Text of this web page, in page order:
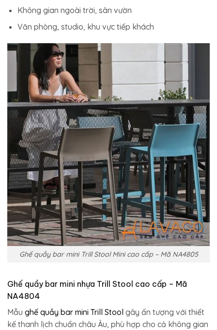
Không gian ngoài trời, sân vườn
Văn phòng, studio, khu vực tiếp khách
Ghế quầy bar mini Trill Stool Mini cao cấp – Mã NA4805
Ghế quầy bar mini nhựa Trill Stool cao cấp – Mã
NA4804
Mẫu ghế quầy bar mini Trill Stool gây ấn tượng với thiết
kế thanh lịch chuẩn châu Âu, phù hợp cho cả không gian